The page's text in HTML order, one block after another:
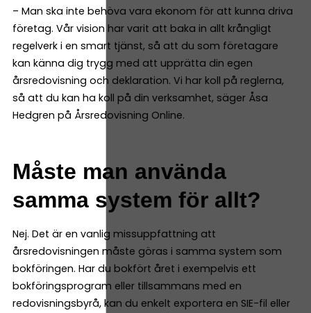
– Man ska inte behöva vara ekonom för att kunna driva
företag. Vår vision har varit att baka in allt krångligt
regelverk i en smart tjänst, så att du som företagare
kan känna dig trygg med att upprätta din egen
årsredovisning och deklaration. Vi har koll på reglerna,
så att du kan ha koll på din verksamhet, säger Åsa
Hedgren på Årsredovisning Online.
Måste man använda
samma system för allt?
Nej. Det är en vanlig missuppfattning att
årsredovisningen måste göras i samma system som
bokföringen. Har du bokfört året i exempelvis ett
bokföringsprogram eller tillsammans med en
redovisningsbyrå, kan du enkelt exportera en SIE-fil eller